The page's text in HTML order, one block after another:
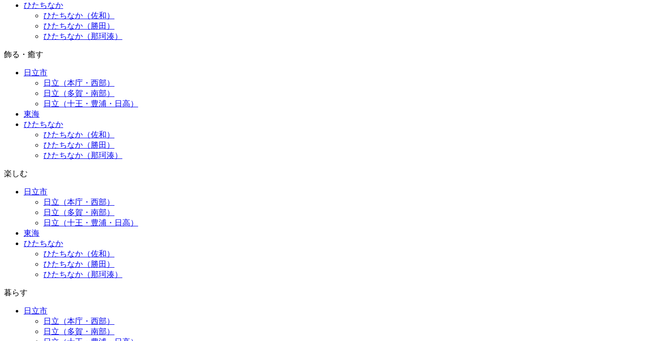
ひたちなか
ひたちなか（佐和）
ひたちなか（勝田）
ひたちなか（那珂湊）
飾る・癒す
日立市
日立（本庁・西部）
日立（多賀・南部）
日立（十王・豊浦・日高）
東海
ひたちなか
ひたちなか（佐和）
ひたちなか（勝田）
ひたちなか（那珂湊）
楽しむ
日立市
日立（本庁・西部）
日立（多賀・南部）
日立（十王・豊浦・日高）
東海
ひたちなか
ひたちなか（佐和）
ひたちなか（勝田）
ひたちなか（那珂湊）
暮らす
日立市
日立（本庁・西部）
日立（多賀・南部）